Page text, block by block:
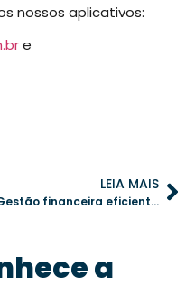
nossos aplicativos:
e
LEIA MAIS
Gestão financeira eficiente: a chave para um condomínio bem-sucedido
a